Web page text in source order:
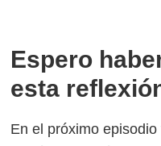
Espero
esta
En el próximo